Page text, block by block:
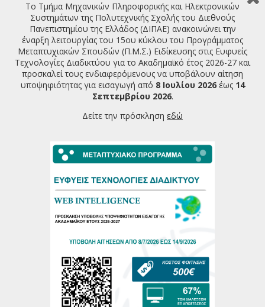
Πρόσκληση υποβολής υποψηφιότητας για την εισαγωγή
φοιτητών στο ΠΜΣ Ευφυείς Τεχνολογίες Διαδικτύου
2026-2027
07/07/2026
Πρόγραμμα Παρουσιάσεων Μεταπτυχιακών Διπλωματικών
Εργασιών Ιούνιος 2026
22/06/2026
Πρόγραμμα Εξεταστικής Περιόδου Εαρινού Εξαμήνου
Πρόγραμμα Παρουσιάσεων Μεταπτυχιακών Διπλωματικών
19/02/2026
Το Τμήμα Μηχανικών Πληροφορικής και Ηλεκτρονικών
Συστημάτων της Πολυτεχνικής Σχολής του Διεθνούς
Πανεπιστημίου της Ελλάδος (ΔΙΠΑΕ) ανακοινώνει την
έναρξη λειτουργίας του 15ου κύκλου του Προγράμματος
Μεταπτυχιακών Σπουδών (Π.Μ.Σ.) Ειδίκευσης στις Ευφυείς
Τεχνολογίες Διαδικτύου για το Ακαδημαϊκό έτος 2026-27 και
προσκαλεί τους ενδιαφερόμενους να υποβάλουν αίτηση
υποψηφιότητας για εισαγωγή από 8 Ιουλίου 2026 έως 14
Σεπτεμβρίου 2026.
Δείτε την πρόσκληση εδώ